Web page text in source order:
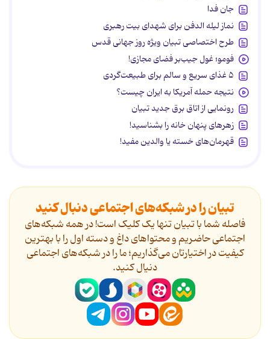
جان فدا
نماز لیله الدفن برای شهدای بیت رهبری
طرح اختصاصی تبیان ویژه روز جهانی قدس
فومو؛ غول جیب‌بر فضای مجازی!
۵ غذای سریع و سالم برای طبیعت‌گردی
نتیجه حمله آمریکا به ایران چیست؟
رونمایی از اتاق برق جدید تبیان
زهرهای پنهان خانه را بشناسید!
قهرمان‌های خسته یا والدین مفید!
تبیان را در شبکه‌های اجتماعی دنبال کنید
فاصله شما با تبیان تنها یک کلیک است! در همه شبکه‌های
اجتماعی حاضریم و محتواهای داغ و دسته اول را با بهترین
کیفیت در اختیارتان می‌گذاریم؛ ما را در شبکه‌های اجتماعی
دنیال کنید.